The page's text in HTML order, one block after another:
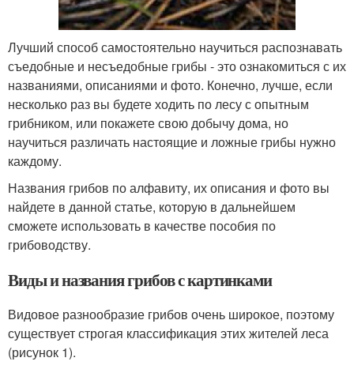
Лучший способ самостоятельно научиться распознавать
съедобные и несъедобные грибы - это ознакомиться с их
названиями, описаниями и фото. Конечно, лучше, если
несколько раз вы будете ходить по лесу с опытным
грибником, или покажете свою добычу дома, но
научиться различать настоящие и ложные грибы нужно
каждому.
Названия грибов по алфавиту, их описания и фото вы
найдете в данной статье, которую в дальнейшем
сможете использовать в качестве пособия по
грибоводству.
Виды и названия грибов с картинками
Видовое разнообразие грибов очень широкое, поэтому
существует строгая классификация этих жителей леса
(рисунок 1).